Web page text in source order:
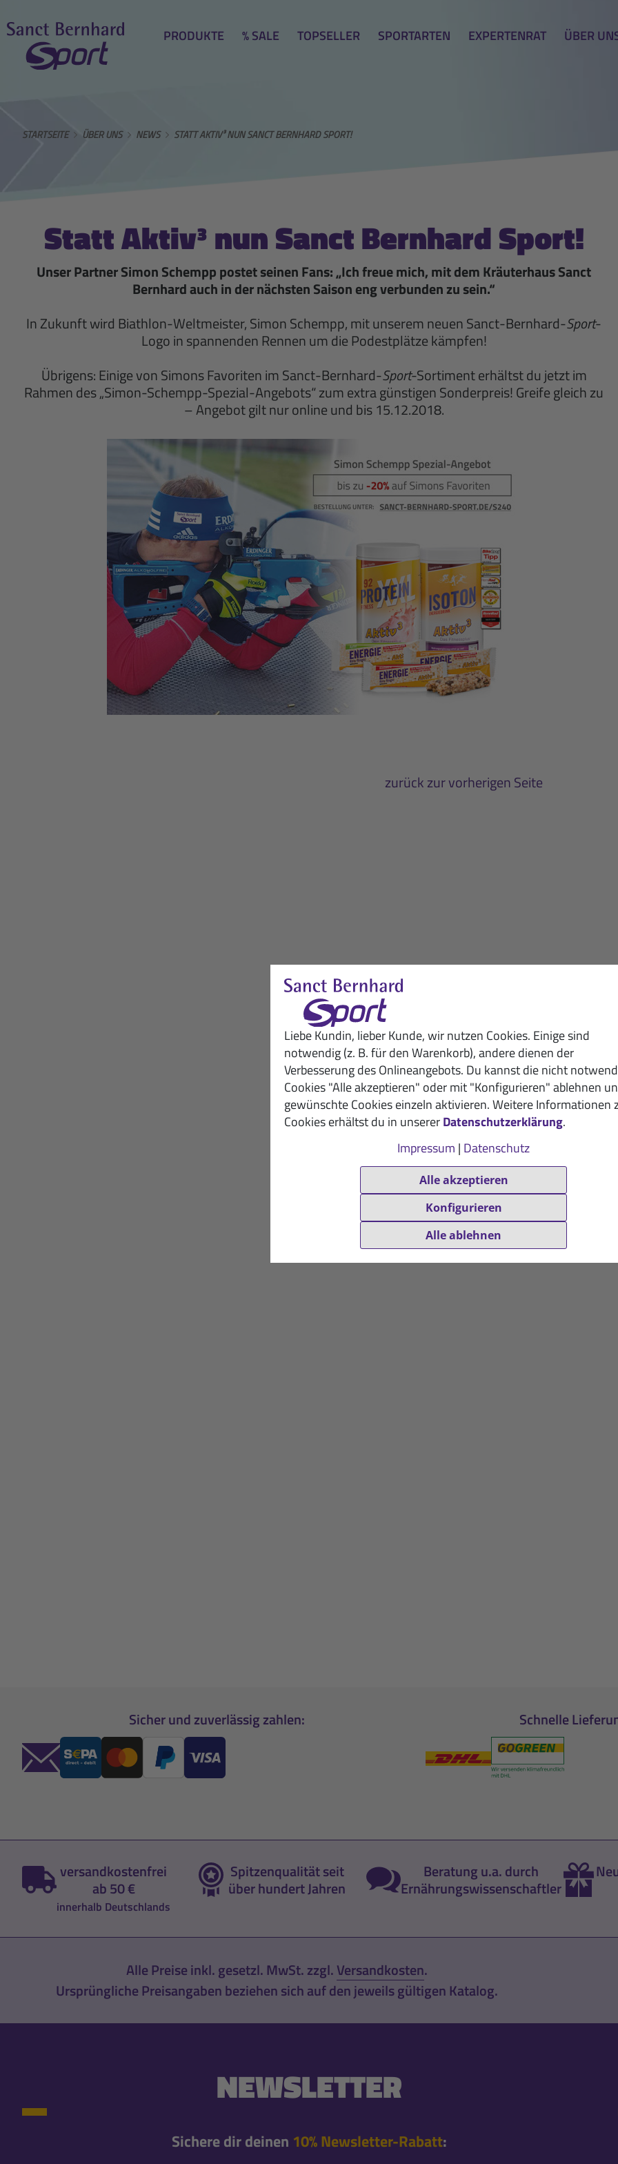
Liebe Kundin, lieber Kunde, wir nutzen Cookies. Einige sind
notwendig (z. B. für den Warenkorb), andere dienen der
Verbesserung des Onlineangebots. Du kannst die nicht
Cookies "Alle akzeptieren" oder mit "Konfigurieren" ablehnen
gewünschte Cookies einzeln aktivieren. Weitere Informationen
Cookies erhältst du in unsererDatenschutzerklärung.
Impressum | Datenschutz
Alle akzeptieren
Konfigurieren
Alle ablehnen
PRODUKTE % SALE TOPSELLER SPORTARTEN EXPERTENRAT ÜBER
STARTSEITE ÜBER UNS NEWS STATT AKTIV³ NUN SANCT BERNHARD SPORT!
Statt Aktiv³ nun Sanct Bernhard Sport!
Unser Partner Simon Schempp postet seinen Fans: „Ich freue mich, mit dem Kräuterhaus Sanct
Bernhard auch in der nächsten Saison eng verbunden zu sein.“
In Zukunft wird Biathlon-Weltmeister, Simon Schempp, mit unserem neuen Sanct-Bernhard-Sport-
Logo in spannenden Rennen um die Podestplätze kämpfen!
Übrigens: Einige von Simons Favoriten im Sanct-Bernhard-Sport-Sortiment erhältst du jetzt im
Rahmen des „Simon-Schempp-Spezial-Angebots“ zum extra günstigen Sonderpreis! Greife gleich zu
– Angebot gilt nur online und bis 15.12.2018.
zurück zur vorherigen Seite
Sicher und zuverlässig zahlen: Schnelle
versandkostenfrei
ab 50 €
innerhalb Deutschlands
Spitzenqualität seit
über hundert Jahren
Beratung u.a. durch
Ernährungswissenschaftler
Alle Preise inkl. gesetzl. MwSt. zzgl.Versandkosten.
Ursprüngliche Preisangaben beziehen sich auf den jeweils gültigen Katalog.
NEWSLETTER
Sichere dir deinen 10% Newsletter-Rabatt: